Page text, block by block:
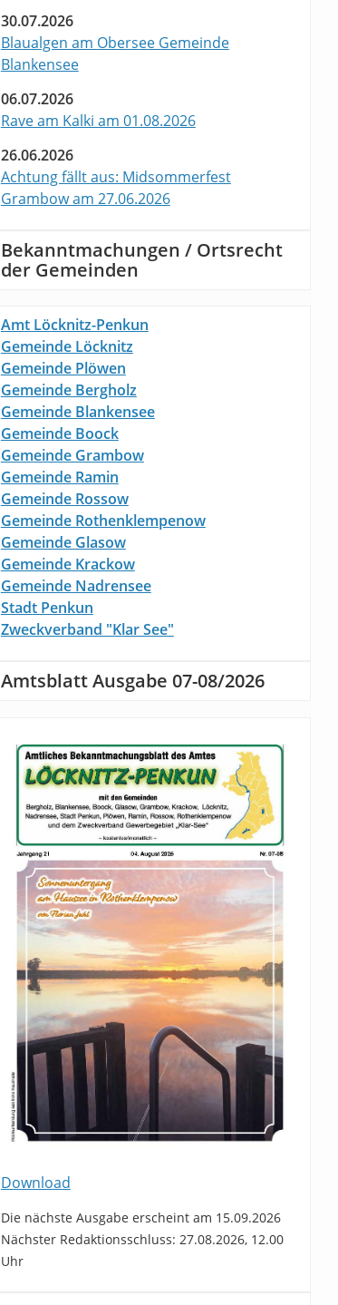
30.07.2026
Blaualgen am Obersee Gemeinde
Blankensee
06.07.2026
Rave am Kalki am 01.08.2026
26.06.2026
Achtung fällt aus: Midsommerfest
Grambow am 27.06.2026
Bekanntmachungen / Ortsrecht
der Gemeinden
Amt Löcknitz-Penkun
Gemeinde Löcknitz
Gemeinde Plöwen
Gemeinde Bergholz
Gemeinde Blankensee
Gemeinde Boock
Gemeinde Grambow
Gemeinde Ramin
Gemeinde Rossow
Gemeinde Rothenklempenow
Gemeinde Glasow
Gemeinde Krackow
Gemeinde Nadrensee
Stadt Penkun
Zweckverband "Klar See"
Amtsblatt Ausgabe 07-08/2026
Download
Die nächste Ausgabe erscheint am 15.09.2026
Nächster Redaktionsschluss: 27.08.2026, 12.00
Uhr